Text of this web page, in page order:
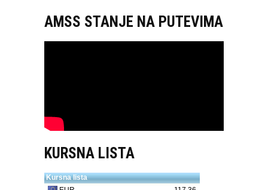
AMSS STANJE NA PUTEVIMA
KURSNA LISTA